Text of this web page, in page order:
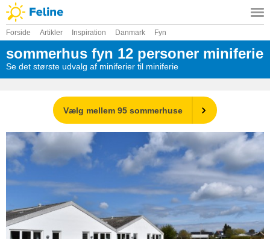
Forside Artikler Inspiration Danmark Fyn
sommerhus fyn 12 personer miniferie
Se det største udvalg af miniferier til miniferie
Vælg mellem 95 sommerhuse